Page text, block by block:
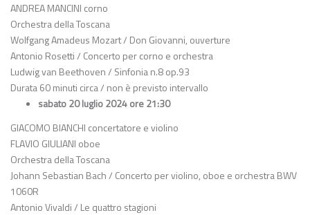
ANDREA MANCINI corno
Orchestra della Toscana
Wolfgang Amadeus Mozart/ Don Giovanni, ouverture
Antonio Rosetti/ Concerto per corno e orchestra
Ludwig van Beethoven/ Sinfonia n.8 op.93
Durata 60 minuti circa / non è previsto intervallo
sabato 20 luglio 2024 ore 21:30
GIACOMO BIANCHI concertatore e violino
FLAVIO GIULIANI oboe
Orchestra della Toscana
Johann Sebastian Bach/ Concerto per violino, oboe e orchestra BWV
1060R
Antonio Vivaldi/ Le quattro stagioni